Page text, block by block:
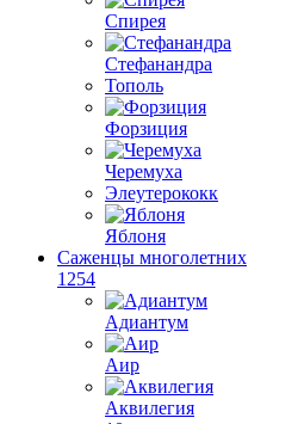
Спирея
Стефанандра
Тополь
Форзиция
Черемуха
Элеутерококк
Яблоня
Саженцы многолетних
1254
Адиантум
Аир
Аквилегия